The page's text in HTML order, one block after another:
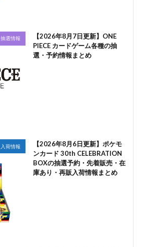
抽選情報
【2026年8月7日更新】ONE
PIECE カードゲーム各種の抽
選・予約情報まとめ
入荷情報
【2026年8月6日更新】ポケモ
ンカード 30th CELEBRATION
BOXの抽選予約・先着販売・在
庫あり・再販入荷情報まとめ